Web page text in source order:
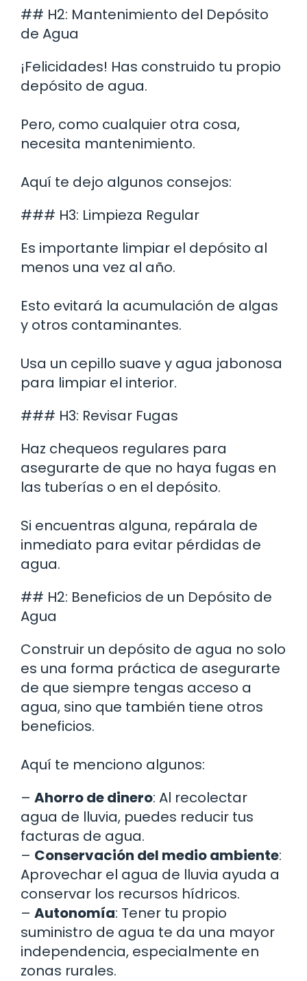
## H2: Mantenimiento del Depósito
de Agua
¡Felicidades! Has construido tu propio
depósito de agua.
Pero, como cualquier otra cosa,
necesita mantenimiento.
Aquí te dejo algunos consejos:
### H3: Limpieza Regular
Es importante limpiar el depósito al
menos una vez al año.
Esto evitará la acumulación de algas
y otros contaminantes.
Usa un cepillo suave y agua jabonosa
para limpiar el interior.
### H3: Revisar Fugas
Haz chequeos regulares para
asegurarte de que no haya fugas en
las tuberías o en el depósito.
Si encuentras alguna, repárala de
inmediato para evitar pérdidas de
agua.
## H2: Beneficios de un Depósito de
Agua
Construir un depósito de agua no solo
es una forma práctica de asegurarte
de que siempre tengas acceso a
agua, sino que también tiene otros
beneficios.
Aquí te menciono algunos:
– Ahorro de dinero: Al recolectar
agua de lluvia, puedes reducir tus
facturas de agua.
– Conservación del medio ambiente:
Aprovechar el agua de lluvia ayuda a
conservar los recursos hídricos.
– Autonomía: Tener tu propio
suministro de agua te da una mayor
independencia, especialmente en
zonas rurales.